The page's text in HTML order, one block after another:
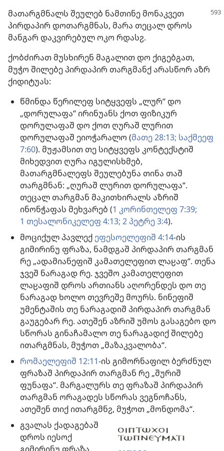
მათარგმნალს შეულებ ნამთინე მონაკვეთ
პირდაპირ დოთარგმნას, მარა თეცალ დროს
მანგარ დაკვირებულ ოკო რდასჷ.
ქობძირათ მუსხირენ მაგალით დო ქიგებგათ,
მუჭო შილებე პირდაპირ თარგმანქ არასწორ აზრ
ქიდიტუას:
წმინდა წერილეფ სიტყვეფს „ლურ“ დო
„დორულაფა“ ირინუანს ქოთ ფიზიკურ
დორულაფაშ დო ქოთ ღურაშ ლურით
დორულაფაშ ეიოჭარალო (მათე 28:13; საქმეეფ
7:60). მუჟამსით თე სიტყვეფს კონტექსტიშ
მიხედვით ღურა იგულისხმებ,
მათარგმნალეფს შეულებუნა თინა თაშ
თარგმნან: „ღურაშ ლურით დორულაფა“.
თეცალ თარგმან მაკითხირალს აზრიშ
ინონჭაფას მეხვარებ (1 კორინთელეფ 7:39;
1 თესალონიკელეფ 4:13; 2 პეტრე 3:4).
მოციქულ პავლექეფესოელეფიშ 4:14-ის
გიმირინუ ფრაზა, ნამდგაშ პირდაპირ თარგმან
რე „ადამიანეფიშ კამათელეფით ლაჸაფ“. თენა
ჯვეშ ნარაგად რე. ჯვეშო კამათელეფით
ლაჸაფიშ დროს ართიანს აღორენდეს დო თე
ნარაგად ხოლო თევრეშე მოურს. ნინეფიშ
უმენტაშის თე ნარაგადიშ პირდაპირ თარგმან
გაუგებარ რე. ათეშენ აზრიშ უმოს გასაგებო დო
სწორას გინაჩამალო თე ნარაგადიქ შილებე
ითარგმნას, მუჭოთ „მაზაკვალობა“.
რომაელეფიშ 12:11-ის გიმორნაფილ ბერძნულ
ფრაზაშ პირდაპირ თარგმან რე „შურიშ
ფუნაფა“. მარგალურს თე ფრაზაშ პირდაპირ
თარგმან ორაგადეს სწორას ვეგნოჩანს,
ათეშენ თიქ ითარგმნჷ, მუჭოთ „მონდომა“.
გვალას ქადაგებაშ
დროს იესოქ